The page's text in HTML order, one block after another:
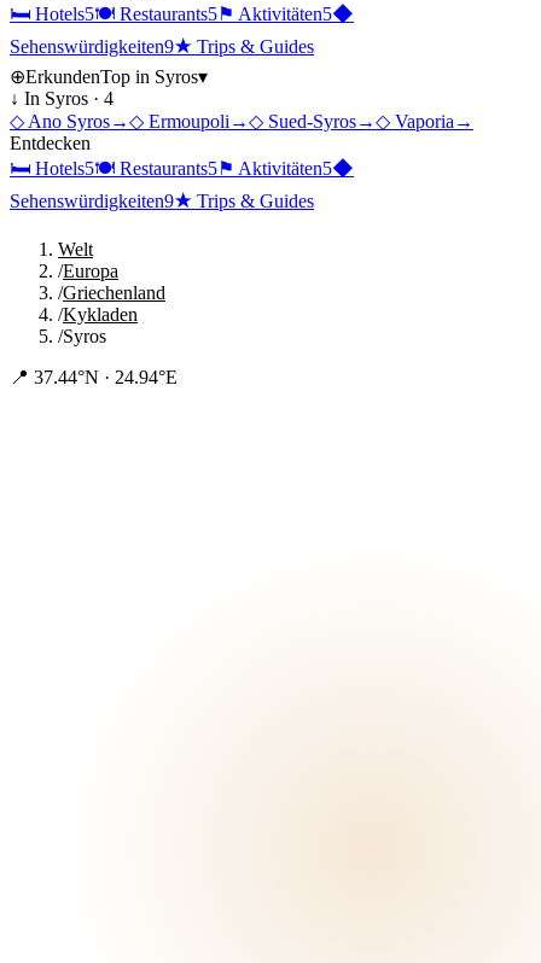
🛏 Hotels5🍽 Restaurants5⚑ Aktivitäten5◆
Sehenswürdigkeiten9★ Trips & Guides
⊕ErkundenTop in Syros▾
↓ In Syros · 4
◇ Ano Syros→◇ Ermoupoli →◇ Sued-Syros→◇ Vaporia →
Entdecken
🛏 Hotels5🍽 Restaurants5⚑ Aktivitäten5◆
Sehenswürdigkeiten9★ Trips & Guides
Welt
/Europa
/Griechenland
/Kykladen
/Syros
📍 37.44°N · 24.94°E